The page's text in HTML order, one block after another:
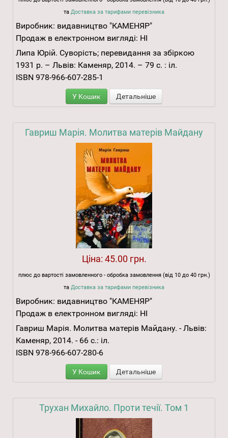
та Доставка за тарифами перевізника
Виробник: видавництво "КАМЕНЯР"
Продаж в електронном вигляді: НІ
Липа Юрій. Суворість; перевидання за збіркою
1931 р. – Львів: Каменяр, 2014. – 79 с. : іл.
ISBN 978-966-607-285-1
У Кошик Детальніше
Гавриш Марія. Молитва матерів Майдану
Ціна: 45.00 грн.
плюс до вартості замовленного - обробка замовлення (від 10 до 40 грн.)
та Доставка за тарифами перевізника
Виробник: видавництво "КАМЕНЯР"
Продаж в електронном вигляді: НІ
Гавриш Марія. Молитва матерів Майдану. - Львів:
Каменяр, 2014. - 66 с.: іл.
ISBN 978-966-607-280-6
У Кошик Детальніше
Трухан Михайло. Проти течії. Том 1